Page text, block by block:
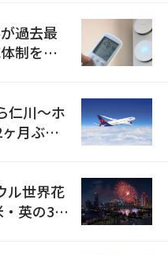
過去最
制を点
仁川〜ホ
月ぶり
ル世界花
英の3カ